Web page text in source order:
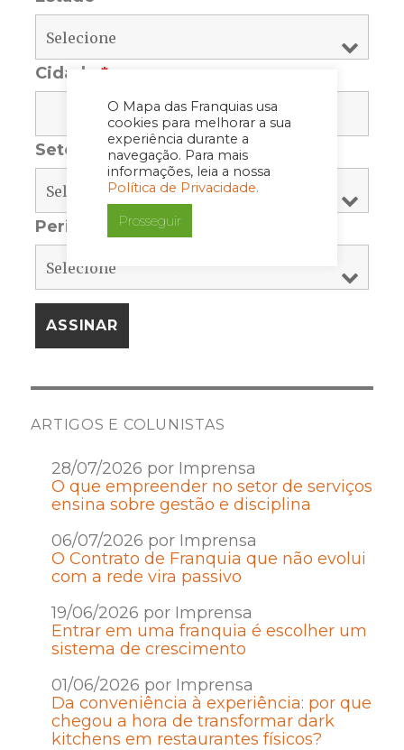
O Mapa das Franquias usa
cookies para melhorar a sua
experiência durante a
navegação. Para mais
informações, leia a nossa
Política de Privacidade.
Prosseguir
Cidade*
Setor
Periodicidade*
ARTIGOS E COLUNISTAS
28/07/2026 por Imprensa
O que empreender no setor de serviços
ensina sobre gestão e disciplina
06/07/2026 por Imprensa
O Contrato de Franquia que não evolui
com a rede vira passivo
19/06/2026 por Imprensa
Entrar em uma franquia é escolher um
sistema de crescimento
01/06/2026 por Imprensa
Da conveniência à experiência: por que
chegou a hora de transformar dark
kitchens em restaurantes físicos?